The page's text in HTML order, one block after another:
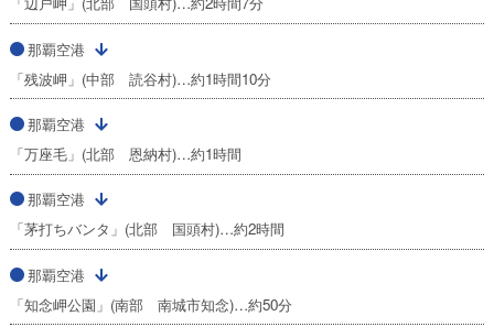
那覇空港
「残波岬」(中部 読谷村)…約1時間10分
那覇空港
「万座毛」(北部 恩納村)…約1時間
那覇空港
「茅打ちバンタ」(北部 国頭村)…約2時間
那覇空港
「知念岬公園」(南部 南城市知念)…約50分